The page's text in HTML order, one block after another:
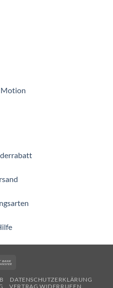
Motion
DATENSCHUTZERKLÄRUNG
VERTRAG WIDERRUFEN